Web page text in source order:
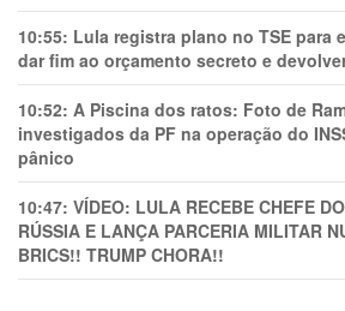
10:55: Lula registra plano no TSE para
dar fim ao orçamento secreto e
10:52: A Piscina dos ratos: Foto de
investigados da PF na operação do
pânico
10:47: VÍDEO: LULA RECEBE CHEFE
RÚSSIA E LANÇA PARCERIA MILITAR
BRICS!! TRUMP CHORA!!